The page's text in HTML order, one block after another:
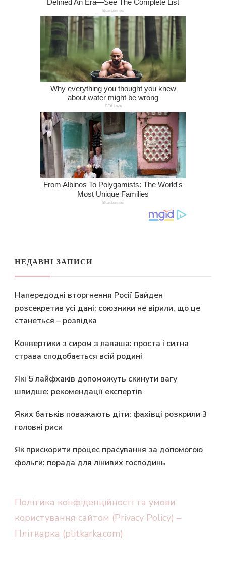
НЕДАВНІ ЗАПИСИ
Напередодні вторгнення Росії Байден
розсекретив усі дані: союзники не вірили, що це
станеться – розвідка
Конвертики з сиром з лаваша: проста і ситна
страва сподобається всій родині
Які 5 лайфхаків допоможуть скинути вагу
швидше: рекомендації експертів
Яких батьків поважають діти: фахівці розкрили 3
головні риси
Як прискорити процес прасування за допомогою
фольги: порада для лінивих господинь
Політика конфіденційності та умови
користування сайтом (Privacy Policy) –
Пліткарка (plitkarka.com)